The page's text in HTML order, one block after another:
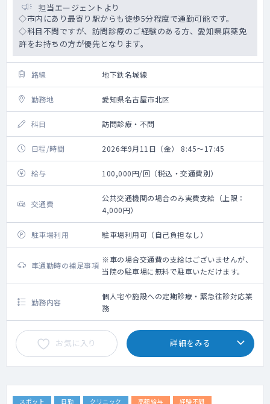
担当エージェントより
◇市内にあり最寄り駅からも徒歩5分程度で通勤可能です。
◇科目不問ですが、訪問診療のご経験のある方、愛知県麻薬免
許をお持ちの方が優先となります。
路線 地下鉄名城線
勤務地 愛知県名古屋市北区
科目 訪問診療・不問
日程/時間 2026年9月11日（金） 8:45～17:45
給与 100,000円/回（税込・交通費別）
交通費
公共交通機関の場合のみ実費支給（上限：
4,000円）
駐車場利用 駐車場利用可（自己負担なし）
車通勤時の補足事項
※車の場合交通費の支給はございませんが、
当院の駐車場に無料で駐車いただけます。
勤務内容
個人宅や施設への定期診療・緊急往診対応業
務
お気に入り 詳細をみる
スポット 日勤 クリニック 高額給与
経験不問